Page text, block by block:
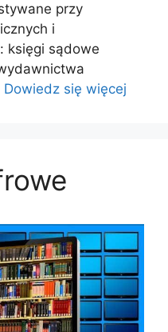
przy
i
księgi sądowe
Dowiedz się więcej